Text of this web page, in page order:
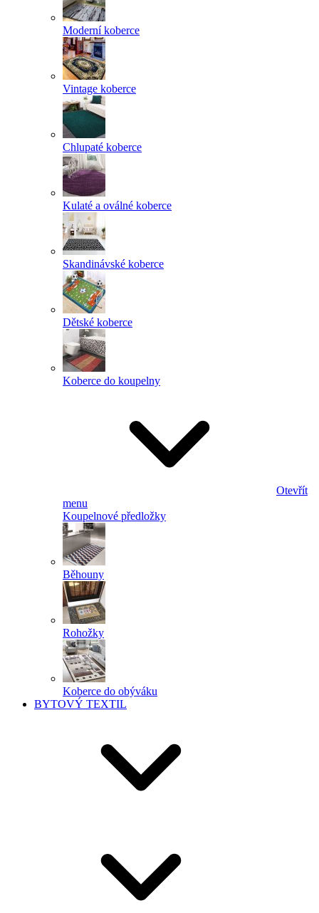
Moderní koberce
Vintage koberce
Chlupaté koberce
Kulaté a oválné koberce
Skandinávské koberce
Dětské koberce
Koberce do koupelny
Otevřít
menu
Koupelnové předložky
Běhouny
Rohožky
Koberce do obýváku
BYTOVÝ TEXTIL